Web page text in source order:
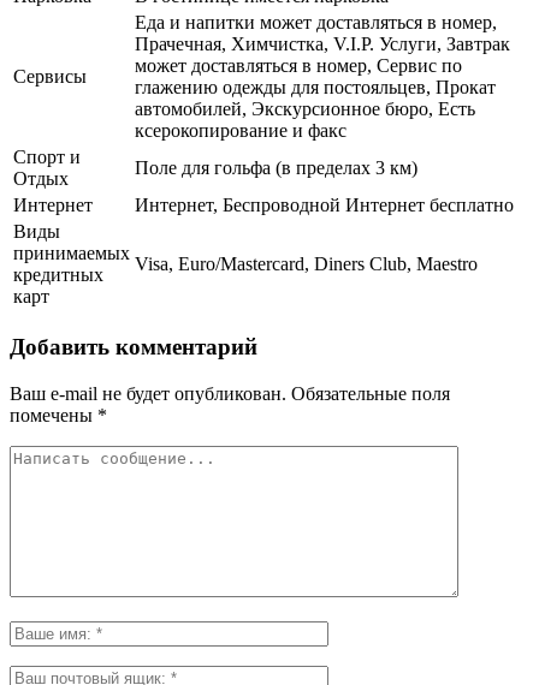
Сервисы
Еда и напитки может доставляться в номер,
Прачечная, Химчистка, V.I.P. Услуги, Завтрак
может доставляться в номер, Сервис по
глажению одежды для постояльцев, Прокат
автомобилей, Экскурсионное бюро, Есть
ксерокопирование и факс
Спорт и
Отдых
Поле для гольфа (в пределах 3 км)
Интернет
Интернет, Беспроводной Интернет бесплатно
Виды
принимаемых
кредитных
карт
Visa, Euro/Mastercard, Diners Club, Maestro
Добавить комментарий
Ваш e-mail не будет опубликован. Обязательные поля
помечены *